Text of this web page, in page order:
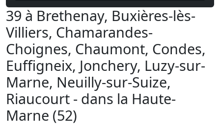
39 à Brethenay, Buxières-lès-
Villiers, Chamarandes-
Choignes, Chaumont, Condes,
Euffigneix, Jonchery, Luzy-sur-
Marne, Neuilly-sur-Suize,
Riaucourt - dans la Haute-
Marne (52)